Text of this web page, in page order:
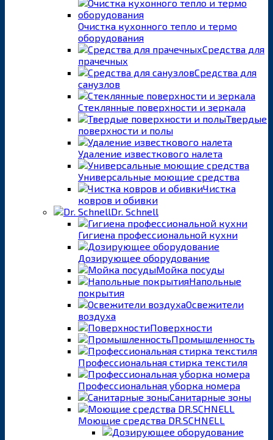
Очистка кухонного тепло и термо
оборудования
Средства для
прачечных
Средства для
санузлов
Стеклянные поверхности и зеркала
Твердые
поверхности и полы
Удаление известкового налета
Универсальные моющие средства
Чистка
ковров и обивки
Dr. Schnell
Гигиена профессиональной кухни
Дозирующее оборудование
Мойка посуды
Напольные
покрытия
Освежители
воздуха
Поверхности
Промышленность
Профессиональная стирка текстиля
Профессиональная уборка номера
Санитарные зоны
Моющие средства DR.SCHNELL